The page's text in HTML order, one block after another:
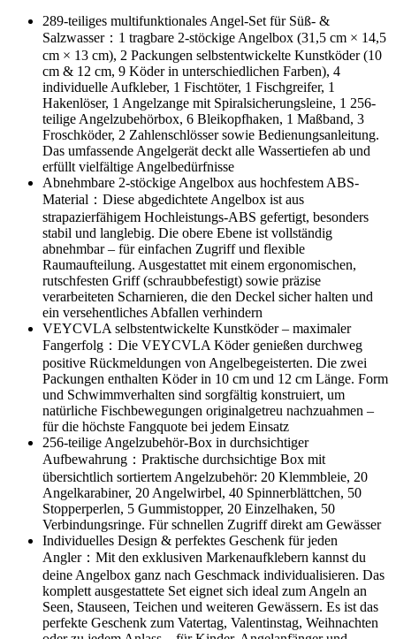
289-teiliges multifunktionales Angel-Set für Süß- &
Salzwasser：1 tragbare 2-stöckige Angelbox (31,5 cm × 14,5
cm × 13 cm), 2 Packungen selbstentwickelte Kunstköder (10
cm & 12 cm, 9 Köder in unterschiedlichen Farben), 4
individuelle Aufkleber, 1 Fischtöter, 1 Fischgreifer, 1
Hakenlöser, 1 Angelzange mit Spiralsicherungsleine, 1 256-
teilige Angelzubehörbox, 6 Bleikopfhaken, 1 Maßband, 3
Froschköder, 2 Zahlenschlösser sowie Bedienungsanleitung.
Das umfassende Angelgerät deckt alle Wassertiefen ab und
erfüllt vielfältige Angelbedürfnisse
Abnehmbare 2-stöckige Angelbox aus hochfestem ABS-
Material：Diese abgedichtete Angelbox ist aus
strapazierfähigem Hochleistungs-ABS gefertigt, besonders
stabil und langlebig. Die obere Ebene ist vollständig
abnehmbar – für einfachen Zugriff und flexible
Raumaufteilung. Ausgestattet mit einem ergonomischen,
rutschfesten Griff (schraubbefestigt) sowie präzise
verarbeiteten Scharnieren, die den Deckel sicher halten und
ein versehentliches Abfallen verhindern
VEYCVLA selbstentwickelte Kunstköder – maximaler
Fangerfolg：Die VEYCVLA Köder genießen durchweg
positive Rückmeldungen von Angelbegeisterten. Die zwei
Packungen enthalten Köder in 10 cm und 12 cm Länge. Form
und Schwimmverhalten sind sorgfältig konstruiert, um
natürliche Fischbewegungen originalgetreu nachzuahmen –
für die höchste Fangquote bei jedem Einsatz
256-teilige Angelzubehör-Box in durchsichtiger
Aufbewahrung：Praktische durchsichtige Box mit
übersichtlich sortiertem Angelzubehör: 20 Klemmbleie, 20
Angelkarabiner, 20 Angelwirbel, 40 Spinnerblättchen, 50
Stopperperlen, 5 Gummistopper, 20 Einzelhaken, 50
Verbindungsringe. Für schnellen Zugriff direkt am Gewässer
Individuelles Design & perfektes Geschenk für jeden
Angler：Mit den exklusiven Markenaufklebern kannst du
deine Angelbox ganz nach Geschmack individualisieren. Das
komplett ausgestattete Set eignet sich ideal zum Angeln an
Seen, Stauseen, Teichen und weiteren Gewässern. Es ist das
perfekte Geschenk zum Vatertag, Valentinstag, Weihnachten